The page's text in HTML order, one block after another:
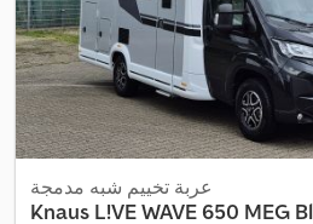
عربة تخييم شبه مدمجة
Knaus L!VE WAVE 650 MEG